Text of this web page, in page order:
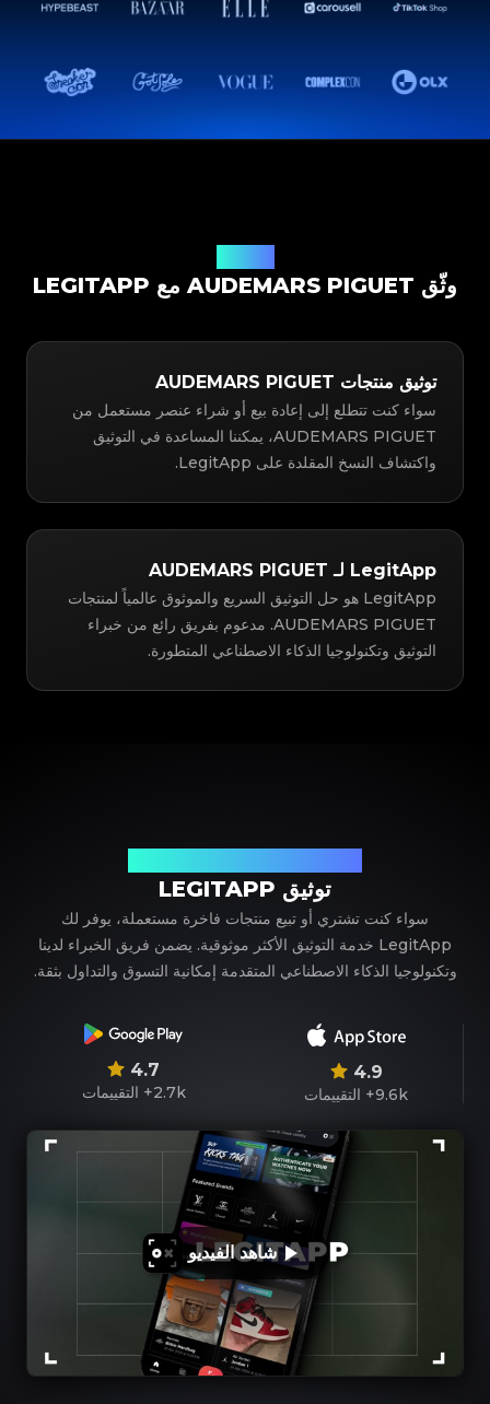
وثّق AUDEMARS PIGUET مع LEGITAPP
توثيق منتجات AUDEMARS PIGUET
سواء كنت تتطلع إلى إعادة بيع أو شراء عنصر مستعمل من
AUDEMARS PIGUET، يمكننا المساعدة في التوثيق
واكتشاف النسخ المقلدة على LegitApp.
LegitApp لـ AUDEMARS PIGUET
LegitApp هو حل التوثيق السريع والموثوق عالمياً لمنتجات
AUDEMARS PIGUET. مدعوم بفريق رائع من خبراء
التوثيق وتكنولوجيا الذكاء الاصطناعي المتطورة.
توثيق LEGITAPP
سواء كنت تشتري أو تبيع منتجات فاخرة مستعملة، يوفر لك
LegitApp خدمة التوثيق الأكثر موثوقية. يضمن فريق الخبراء لدينا
وتكنولوجيا الذكاء الاصطناعي المتقدمة إمكانية التسوق والتداول بثقة.
4.9
9.6k+ التقييمات
4.7
2.7k+ التقييمات
شاهد الفيديو